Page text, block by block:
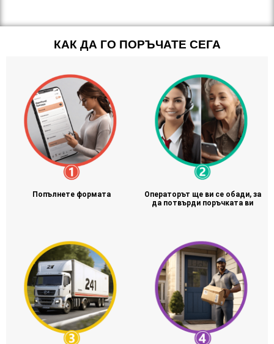
КАК ДА ГО ПОРЪЧАТЕ СЕГА
Попълнете формата
Операторът ще ви се обади, за
да потвърди поръчката ви